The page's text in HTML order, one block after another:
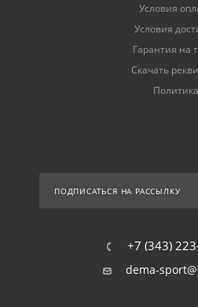
Условия
Условия
Гарантия на
Скачать
Политика
ПОДПИСАТЬСЯ НА РАССЫЛКУ
+7 (343)
dema-